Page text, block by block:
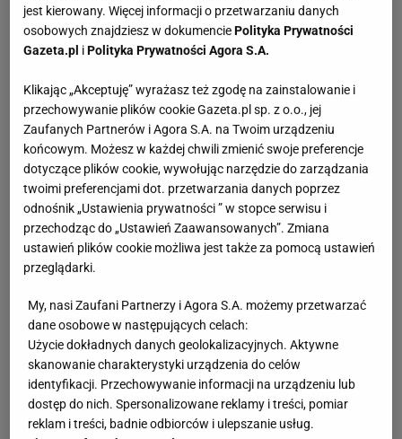
jest kierowany. Więcej informacji o przetwarzaniu danych
osobowych znajdziesz w dokumenciePolityka Prywatności
Gazeta.pl iPolityka Prywatności Agora S.A.
Klikając „Akceptuję” wyrażasz też zgodę na zainstalowanie i
przechowywanie plików cookie Gazeta.pl sp. z o.o., jej
Zaufanych Partnerów i Agora S.A. na Twoim urządzeniu
końcowym. Możesz w każdej chwili zmienić swoje preferencje
dotyczące plików cookie, wywołując narzędzie do zarządzania
twoimi preferencjami dot. przetwarzania danych poprzez
odnośnik „Ustawienia prywatności ” w stopce serwisu i
przechodząc do „Ustawień Zaawansowanych”. Zmiana
ustawień plików cookie możliwa jest także za pomocą ustawień
przeglądarki.
My, nasi Zaufani Partnerzy i Agora S.A. możemy przetwarzać
dane osobowe w następujących celach:
Użycie dokładnych danych geolokalizacyjnych. Aktywne
skanowanie charakterystyki urządzenia do celów
identyfikacji. Przechowywanie informacji na urządzeniu lub
dostęp do nich. Spersonalizowane reklamy i treści, pomiar
reklam i treści, badnie odbiorców i ulepszanie usług.